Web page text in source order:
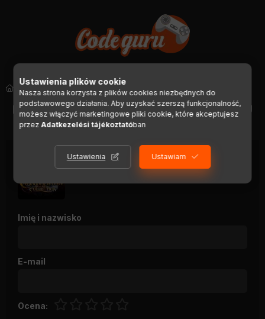
Steam
POWRÓT DO SZCZEGÓŁÓW PRODUKTU
Castlevania Anniversary Collection
Imię i nazwisko
E-mail
Ocena:
Ustawienia plików cookie
Nasza strona korzysta z plików cookies niezbędnych do
podstawowego działania. Aby uzyskać szerszą funkcjonalność,
możesz włączyć marketingowe pliki cookie, które akceptujesz
przezAdatkezelési tájékoztatóban
Ustawienia Ustawiam